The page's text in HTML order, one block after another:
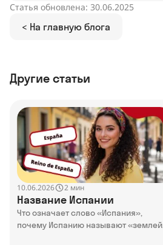
< На главную блога
Статья обновлена: 30.06.2025
Другие статьи
10.06.2026 2 мин
Название Испании
Что означает слово «Испания»,
почему Испанию называют «землей